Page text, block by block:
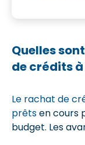
Quelles
de crédits
Le rachat de
prêtsen cours
budget. Les